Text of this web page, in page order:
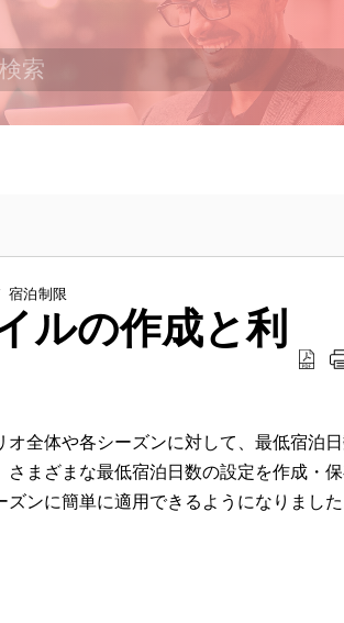
宿泊制限
ルの作成と利
全体や各シーズンに対して、最低宿泊日
まざまな最低宿泊日数の設定を作成・
ンに簡単に適用できるようになりました